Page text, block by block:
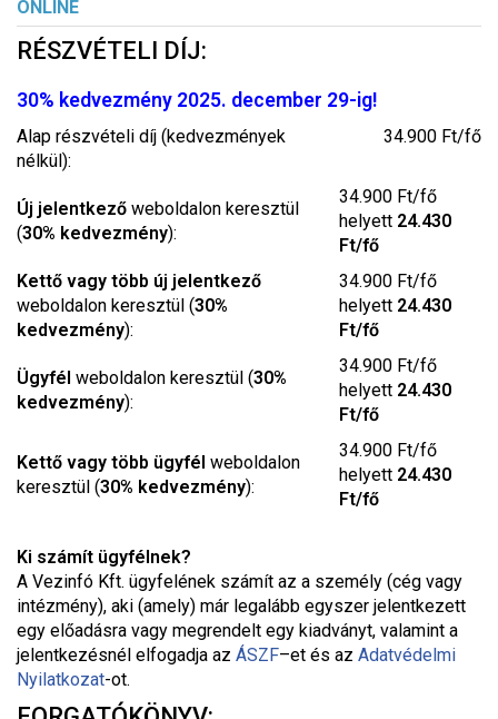
ONLINE
RÉSZVÉTELI DÍJ:
30% kedvezmény 2025. december 29-ig!
Alap részvételi díj (kedvezmények
nélkül):
34.900 Ft/fő
Új jelentkező weboldalon keresztül
(30% kedvezmény):
34.900 Ft/fő
helyett 24.430
Ft/fő
Kettő vagy több új jelentkező
weboldalon keresztül (30%
kedvezmény):
34.900 Ft/fő
helyett 24.430
Ft/fő
Ügyfél weboldalon keresztül (30%
kedvezmény):
34.900 Ft/fő
helyett 24.430
Ft/fő
Kettő vagy több ügyfél weboldalon
keresztül (30% kedvezmény):
34.900 Ft/fő
helyett 24.430
Ft/fő
Ki számít ügyfélnek?
A Vezinfó Kft. ügyfelének számít az a személy (cég vagy
intézmény), aki (amely) már legalább egyszer jelentkezett
egy előadásra vagy megrendelt egy kiadványt, valamint a
jelentkezésnél elfogadja az ÁSZF–et és az Adatvédelmi
Nyilatkozat-ot.